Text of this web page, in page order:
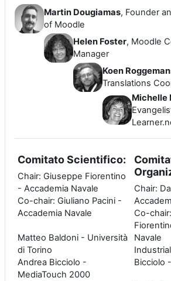
Martin Dougiamas, Founder
of Moodle
Helen Foster, Moodle
Manager
Koen
Translations
Michelle
Comitato Scientifico:
Chair: Giuseppe Fiorentino
- Accademia Navale
Co-chair: Giuliano Pacini -
Accademia Navale
Matteo Baldoni - Università
di Torino
Andrea Bicciolo -
MediaTouch 2000
Chair:
Co-
Navale
Bicciolo